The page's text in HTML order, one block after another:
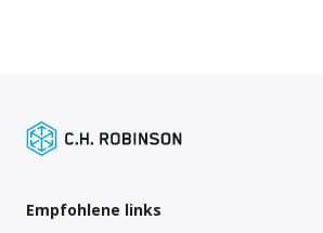
Empfohlene links